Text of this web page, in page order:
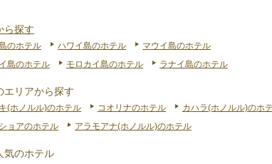
ら探す
のホテル ハワイ島のホテル
マウイ島のホテル
島のホテル
モロカイ島のホテル ラナイ島のホテル
エリアから探す
(ホノルル)のホテル コオリナのホテル
カハラ(ホノルル)のホ
ョアのホテル
アラモアナ(ホノルル)のホテル
気のホテル